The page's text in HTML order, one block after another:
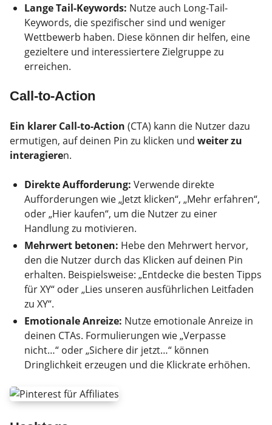
Lange Tail-Keywords: Nutze auch Long-Tail-
Keywords, die spezifischer sind und weniger
Wettbewerb haben. Diese können dir helfen, eine
gezieltere und interessiertere Zielgruppe zu
erreichen.
Call-to-Action
Ein klarer Call-to-Action (CTA) kann die Nutzer dazu
ermutigen, auf deinen Pin zu klicken und weiter zu
interagieren.
Direkte Aufforderung: Verwende direkte
Aufforderungen wie „Jetzt klicken“, „Mehr erfahren“,
oder „Hier kaufen“, um die Nutzer zu einer
Handlung zu motivieren.
Mehrwert betonen: Hebe den Mehrwert hervor,
den die Nutzer durch das Klicken auf deinen Pin
erhalten. Beispielsweise: „Entdecke die besten Tipps
für XY“ oder „Lies unseren ausführlichen Leitfaden
zu XY“.
Emotionale Anreize: Nutze emotionale Anreize in
deinen CTAs. Formulierungen wie „Verpasse
nicht…“ oder „Sichere dir jetzt…“ können
Dringlichkeit erzeugen und die Klickrate erhöhen.